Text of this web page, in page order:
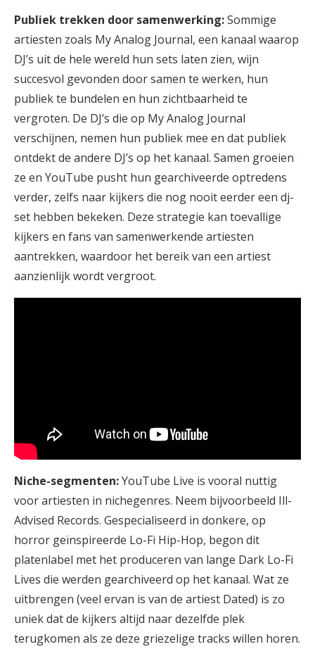
Publiek trekken door samenwerking:Sommige
artiesten zoals My Analog Journal, een kanaal waarop
DJ’s uit de hele wereld hun sets laten zien, wijn
succesvol gevonden door samen te werken, hun
publiek te bundelen en hun zichtbaarheid te
vergroten. De DJ’s die op My Analog Journal
verschijnen, nemen hun publiek mee en dat publiek
ontdekt de andere DJ’s op het kanaal. Samen groeien
ze en YouTube pusht hun gearchiveerde optredens
verder, zelfs naar kijkers die nog nooit eerder een dj-
set hebben bekeken. Deze strategie kan toevallige
kijkers en fans van samenwerkende artiesten
aantrekken, waardoor het bereik van een artiest
aanzienlijk wordt vergroot.
Niche-segmenten:YouTube Live is vooral nuttig
voor artiesten in nichegenres. Neem bijvoorbeeld Ill-
Advised Records. Gespecialiseerd in donkere, op
horror geïnspireerde Lo-Fi Hip-Hop, begon dit
platenlabel met het produceren van lange Dark Lo-Fi
Lives die werden gearchiveerd op het kanaal. Wat ze
uitbrengen (veel ervan is van de artiest Dated) is zo
uniek dat de kijkers altijd naar dezelfde plek
terugkomen als ze deze griezelige tracks willen horen.